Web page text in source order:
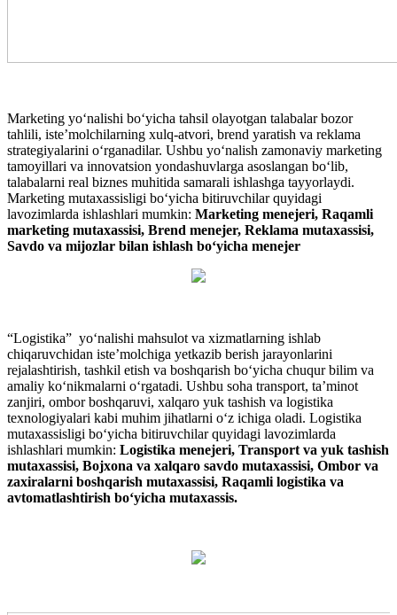
Marketing yo‘nalishi bo‘yicha tahsil olayotgan talabalar bozor
tahlili, iste’molchilarning xulq-atvori, brend yaratish va reklama
strategiyalarini o‘rganadilar. Ushbu yo‘nalish zamonaviy marketing
tamoyillari va innovatsion yondashuvlarga asoslangan bo‘lib,
talabalarni real biznes muhitida samarali ishlashga tayyorlaydi.
Marketing mutaxassisligi bo‘yicha bitiruvchilar quyidagi
lavozimlarda ishlashlari mumkin: Marketing menejeri, Raqamli
marketing mutaxassisi, Brend menejer, Reklama mutaxassisi,
Savdo va mijozlar bilan ishlash bo‘yicha menejer
“Logistika” yo‘nalishi mahsulot va xizmatlarning ishlab
chiqaruvchidan iste’molchiga yetkazib berish jarayonlarini
rejalashtirish, tashkil etish va boshqarish bo‘yicha chuqur bilim va
amaliy ko‘nikmalarni o‘rgatadi. Ushbu soha transport, ta’minot
zanjiri, ombor boshqaruvi, xalqaro yuk tashish va logistika
texnologiyalari kabi muhim jihatlarni o‘z ichiga oladi. Logistika
mutaxassisligi bo‘yicha bitiruvchilar quyidagi lavozimlarda
ishlashlari mumkin: Logistika menejeri, Transport va yuk tashish
mutaxassisi, Bojxona va xalqaro savdo mutaxassisi, Ombor va
zaxiralarni boshqarish mutaxassisi, Raqamli logistika va
avtomatlashtirish bo‘yicha mutaxassis.